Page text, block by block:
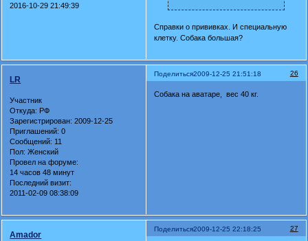
2016-10-29 21:49:39
Справки о прививках. И специальную
клетку. Собака большая?
Поделиться 26
2009-12-25 21:51:18
LR
Участник
Откуда: РФ
Зарегистрирован: 2009-12-25
Приглашений: 0
Сообщений: 11
Пол: Женский
Провел на форуме:
14 часов 48 минут
Последний визит:
2011-02-09 08:38:09
Собака на аватаре, вес 40 кг.
Поделиться 27
2009-12-25 22:18:25
Amador